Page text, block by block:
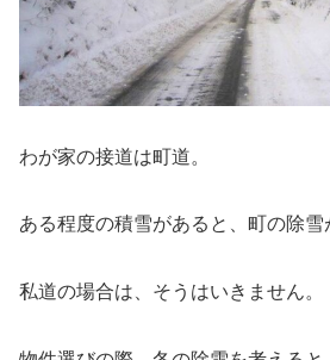
わが家の接道は町道。
ある程度の積雪があると、町の除雪
私道の場合は、そうはいきません。